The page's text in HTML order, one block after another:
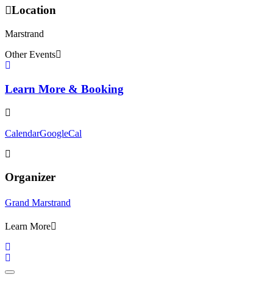
Location
Marstrand
Other Events
Learn More & Booking
CalendarGoogleCal
Organizer
Grand Marstrand
Learn More